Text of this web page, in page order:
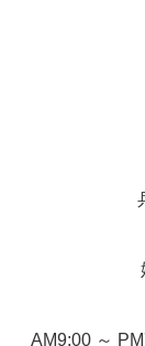
AM9:00 ～